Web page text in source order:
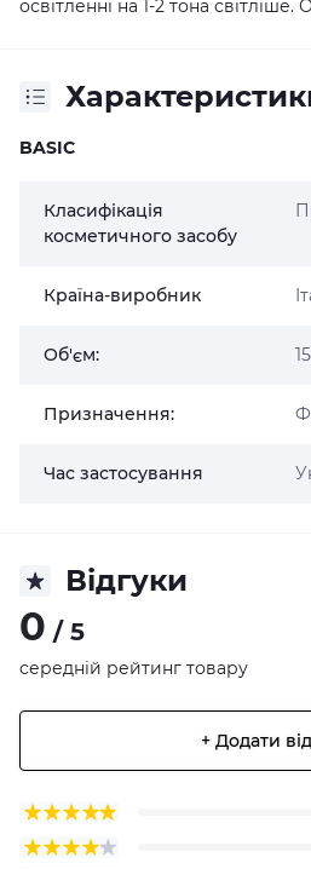
освітленні на 1-2 тона світліше.
BASIC
Класифікація
косметичного засобу
Країна-виробник
Об'єм:
Призначення:
Час застосування
Відгуки
0 / 5
середній рейтинг товару
+ Додати